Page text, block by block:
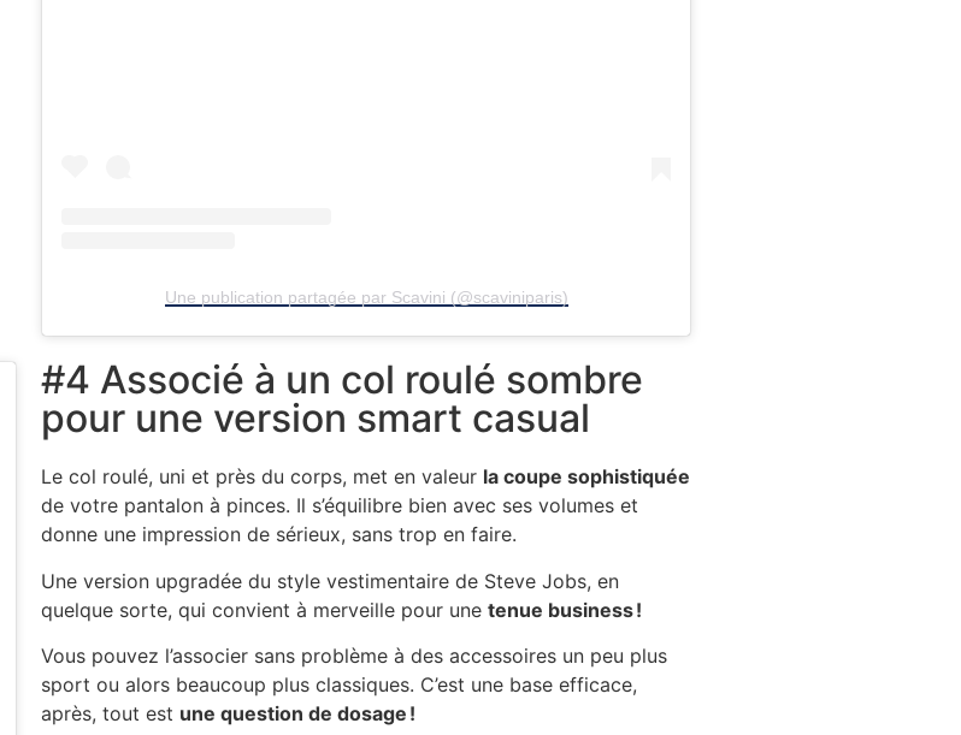
Une publication partagée par Scavini (@scaviniparis)
#4 Associé à un col roulé sombre
pour une version smart casual
Le col roulé, uni et près du corps, met en valeur la coupe sophistiquée
de votre pantalon à pinces. Il s’équilibre bien avec ses volumes et
donne une impression de sérieux, sans trop en faire.
Une version upgradée du style vestimentaire de Steve Jobs, en
quelque sorte, qui convient à merveille pour une tenue business !
Vous pouvez l’associer sans problème à des accessoires un peu plus
sport ou alors beaucoup plus classiques. C’est une base efficace,
après, tout est une question de dosage !